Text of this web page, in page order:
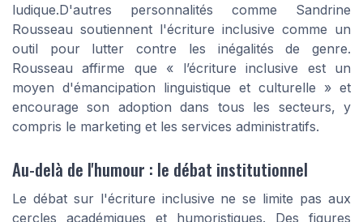
ludique.D'autres personnalités comme Sandrine
Rousseau soutiennent l'écriture inclusive comme un
outil pour lutter contre les inégalités de genre.
Rousseau affirme que « l’écriture inclusive est un
moyen d'émancipation linguistique et culturelle » et
encourage son adoption dans tous les secteurs, y
compris le marketing et les services administratifs.
Au-delà de l'humour : le débat institutionnel
Le débat sur l'écriture inclusive ne se limite pas aux
cercles académiques et humoristiques. Des figures